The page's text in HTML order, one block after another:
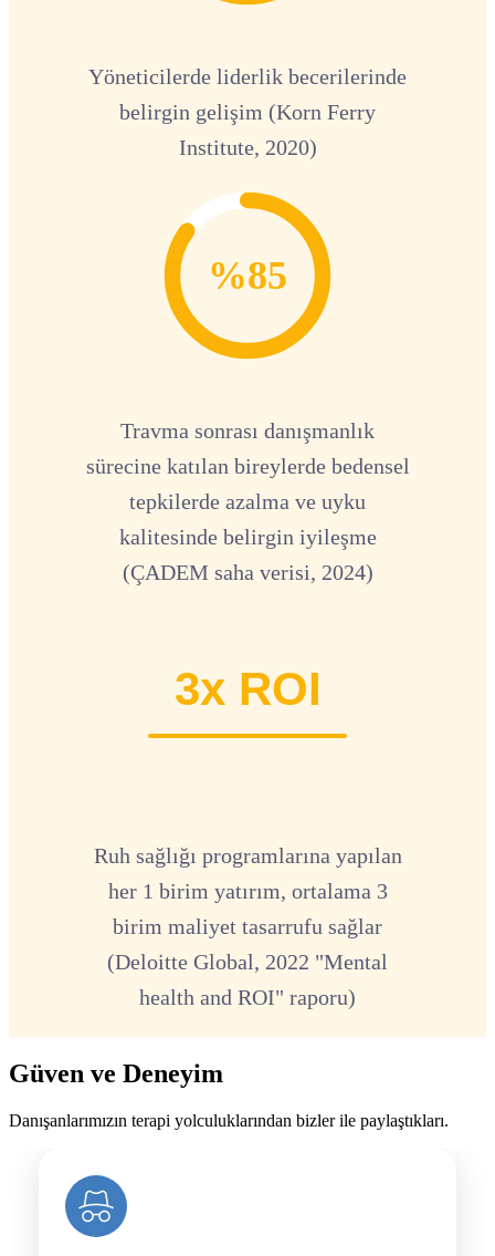
Yöneticilerde liderlik becerilerinde
belirgin gelişim (Korn Ferry
Institute, 2020)
%85
Travma sonrası danışmanlık
sürecine katılan bireylerde bedensel
tepkilerde azalma ve uyku
kalitesinde belirgin iyileşme
(ÇADEM saha verisi, 2024)
3x ROI
Ruh sağlığı programlarına yapılan
her 1 birim yatırım, ortalama 3
birim maliyet tasarrufu sağlar
(Deloitte Global, 2022 "Mental
health and ROI" raporu)
Güven ve Deneyim
Danışanlarımızın terapi yolculuklarından bizler ile paylaştıkları.